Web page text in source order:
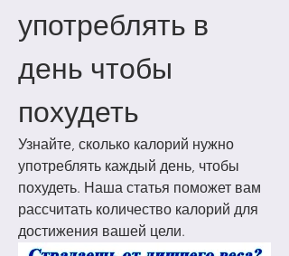
употреблять в
день чтобы
похудеть
Узнайте, сколько калорий нужно
употреблять каждый день, чтобы
похудеть. Наша статья поможет вам
рассчитать количество калорий для
достижения вашей цели.